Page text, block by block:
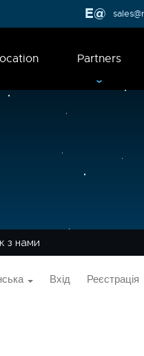
Partners
з нами
Вхід Реєстрація